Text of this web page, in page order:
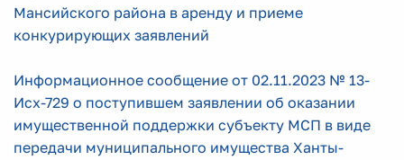
Мансийского района в аренду и приеме
конкурирующих заявлений
Информационное сообщение от 02.11.2023 № 13-
Исх-729 о поступившем заявлении об оказании
имущественной поддержки субъекту МСП в виде
передачи муниципального имущества Ханты-